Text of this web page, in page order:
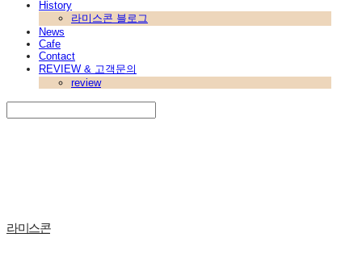
History
라미스콘 블로그
News
Cafe
Contact
REVIEW & 고객문의
review
라미스콘